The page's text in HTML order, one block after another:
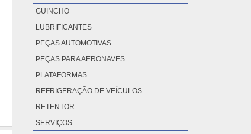
GUINCHO
LUBRIFICANTES
PEÇAS AUTOMOTIVAS
PEÇAS PARA AERONAVES
PLATAFORMAS
REFRIGERAÇÃO DE VEÍCULOS
RETENTOR
SERVIÇOS